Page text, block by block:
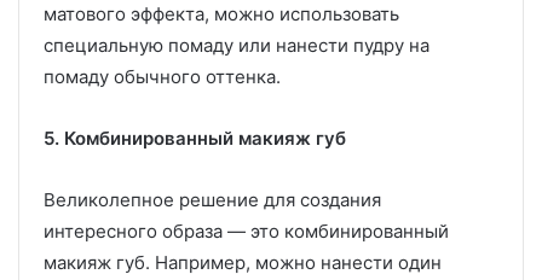
матового эффекта, можно использовать
специальную помаду или нанести пудру на
помаду обычного оттенка.
5. Комбинированный макияж губ
Великолепное решение для создания
интересного образа — это комбинированный
макияж губ. Например, можно нанести один